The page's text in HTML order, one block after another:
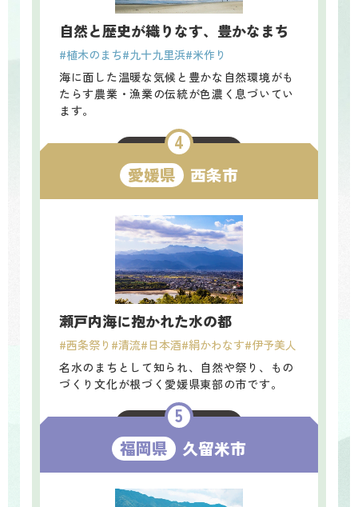
自然と歴史が織りなす、豊かなまち
#植木のまち#九十九里浜#米作り
海に面した温暖な気候と豊かな自然環境がも
たらす農業・漁業の伝統が色濃く息づいてい
ます。
関連記事はこちら ＞
愛媛県 西条市
瀬戸内海に抱かれた水の都
#西条祭り #清流#日本酒#絹かわなす#伊予美人
名水のまちとして知られ、自然や祭り、もの
づくり文化が根づく愛媛県東部の市です。
関連記事はこちら ＞
福岡県 久留米市